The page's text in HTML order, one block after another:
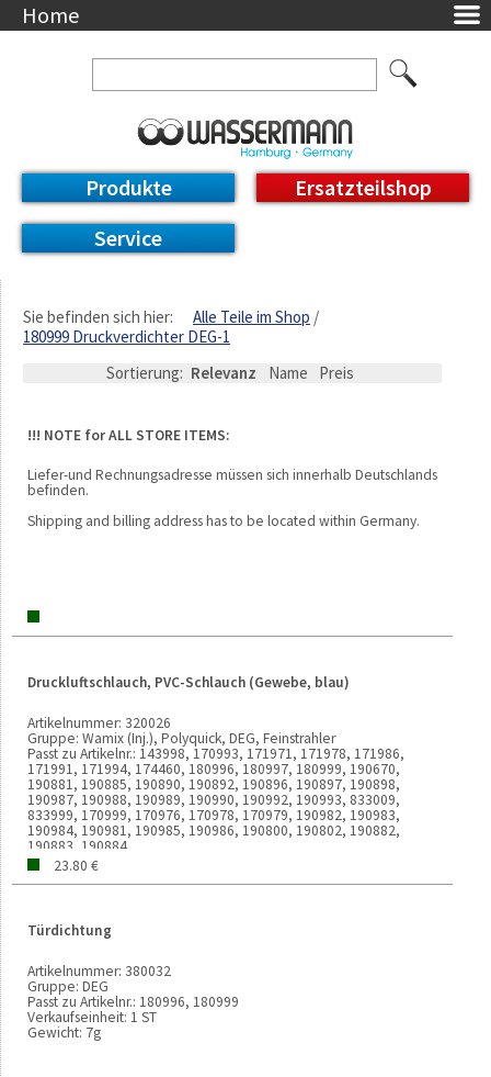
Home
Ansprechpartner
Datenschutzerklärung
Messetermine
Downloads
Feinwerk
DE / EN
Deutsch
English
Produkte
Ersatzteilshop
Service
Sie befinden sich hier:
Alle Teile im Shop
180999 Druckverdichter DEG-1
Sortierung: Relevanz Name Preis
!!! NOTE for ALL STORE ITEMS:
Liefer-und Rechnungsadresse müssen sich innerhalb Deutschlands
befinden.
Shipping and billing address has to be located within Germany.
Druckluftschlauch, PVC-Schlauch (Gewebe, blau)
Artikelnummer: 320026
Gruppe: Wamix (Inj.), Polyquick, DEG, Feinstrahler
Passt zu Artikelnr.: 143998, 170993, 171971, 171978, 171986,
171991, 171994, 174460, 180996, 180997, 180999, 190670,
190881, 190885, 190890, 190892, 190896, 190897, 190898,
190987, 190988, 190989, 190990, 190992, 190993, 833009,
833999, 170999, 170976, 170978, 170979, 190982, 190983,
190984, 190981, 190985, 190986, 190800, 190802, 190882,
190883, 190884
Verkaufseinheit:
Gewicht:31g
23.80 €
Türdichtung
Artikelnummer: 380032
Gruppe: DEG
Passt zu Artikelnr.: 180996, 180999
Verkaufseinheit: 1 ST
Gewicht: 7g